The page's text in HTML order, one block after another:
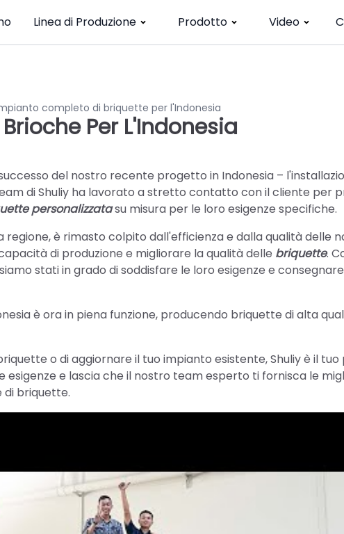
Linea di Produzione Prodotto Video
completo di briquette per l'Indonesia
Per L'Indonesia
del nostro recente progetto in Indonesia –
di Shuliy ha lavorato a stretto contatto con il cliente per
personalizzatasu misura per le loro esigenze specifiche.
è rimasto colpito dall'efficienza e dalla qualità delle
di produzione e migliorare la qualità delle briquette.
stati in grado di soddisfare le loro esigenze e
è ora in piena funzione, producendo briquette di alta
o di aggiornare il tuo impianto esistente, Shuliy è il
e lascia che il nostro team esperto ti fornisca le
di briquette.